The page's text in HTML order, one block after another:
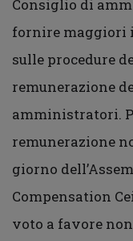
Consiglio di
fornire maggiori
sulle procedure
remunerazione
amministratori.
remunerazione
giorno
Compensation
voto a favore